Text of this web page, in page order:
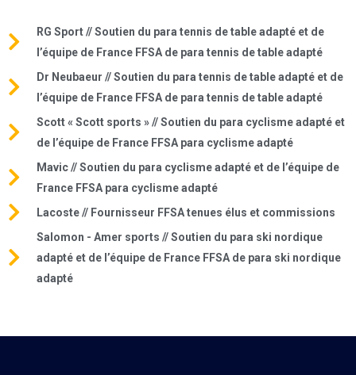
RG Sport // Soutien du para tennis de table adapté et de
l’équipe de France FFSA de para tennis de table adapté
Dr Neubaeur // Soutien du para tennis de table adapté et de
l’équipe de France FFSA de para tennis de table adapté
Scott « Scott sports » // Soutien du para cyclisme adapté et
de l’équipe de France FFSA para cyclisme adapté
Mavic // Soutien du para cyclisme adapté et de l’équipe de
France FFSA para cyclisme adapté
Lacoste // Fournisseur FFSA tenues élus et commissions
Salomon - Amer sports // Soutien du para ski nordique
adapté et de l’équipe de France FFSA de para ski nordique
adapté